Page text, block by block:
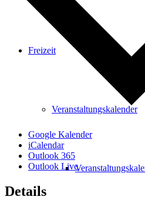
Freizeit
Veranstaltungskalender
Google Kalender
iCalendar
Outlook 365
Outlook Live
Details